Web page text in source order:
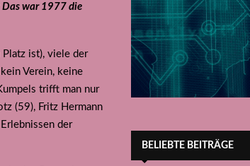
Das war 1977 die
ist), viele der
Verein, keine
trifft man nur
(59), Fritz Hermann
der
BELIEBTE BEITRÄGE